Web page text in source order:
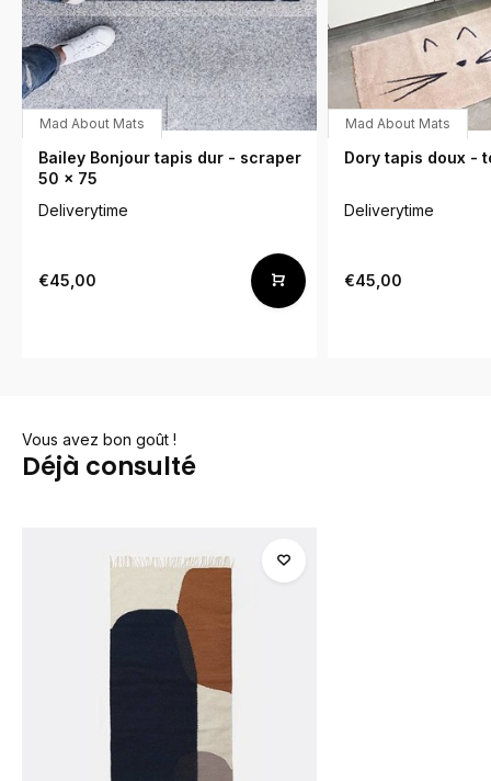
Mad About Mats
Bailey Bonjour tapis dur - scraper
50 x 75
Deliverytime
€45,00
Mad About Mats
Dory tapis doux -
Deliverytime
€45,00
Vous avez bon goût !
Déjà consulté